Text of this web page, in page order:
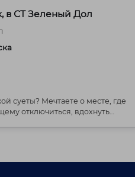
в СТ Зеленый Дол
суеты? Мечтаете о месте, где
отключиться, вдохнуть